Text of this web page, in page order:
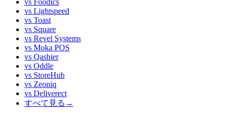
vs Foodics
vs Lightspeed
vs Toast
vs Square
vs Revel Systems
vs Moka POS
vs Qashier
vs Oddle
vs StoreHub
vs Zeoniq
vs Deliverect
すべて見る →